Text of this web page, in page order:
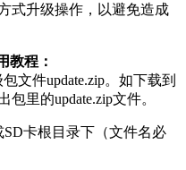
式升级操作，以避免造成
教程：
文件update.zip。如下载到
包里的update.zip文件。
SD卡根目录下（文件名必